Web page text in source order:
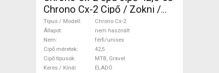
Chrono Cx-2 Cipő / Zokni /
Kamásli 42,5 MTB, Gravel nem
használt férfi/unisex ELADÓ
Típus / Modell
Chrono Cx-2
Állapot
nem használt
Nem
férfi/unisex
Cipő méretek
42,5
Cipő típusok
MTB, Gravel
Keres / Kínál
ELADÓ